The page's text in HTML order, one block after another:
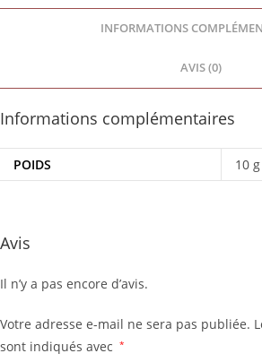
INFORMATIONS
AVIS (0)
Informations complémentaires
POIDS 10 g
Avis
Il n’y a pas encore d’avis.
Votre adresse e-mail ne sera pas publiée.
sont indiqués avec *